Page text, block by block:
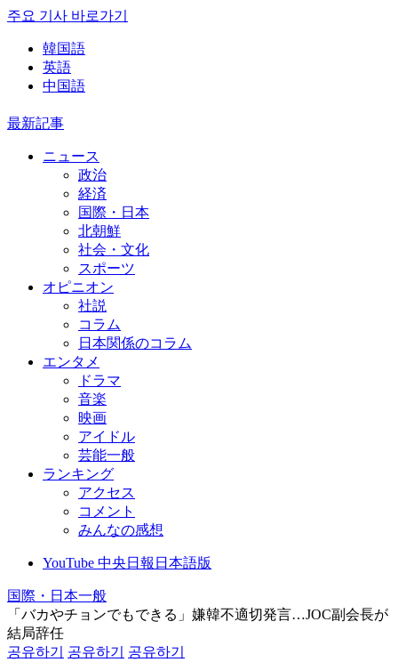
주요 기사 바로가기
韓国語
英語
中国語
最新記事
ニュース
政治
経済
国際・日本
北朝鮮
社会・文化
スポーツ
オピニオン
社説
コラム
日本関係のコラム
エンタメ
ドラマ
音楽
映画
アイドル
芸能一般
ランキング
アクセス
コメント
みんなの感想
YouTube 中央日報日本語版
国際・日本一般
「バカやチョンでもできる」嫌韓不適切発言…JOC副会長が
結局辞任
공유하기
공유하기
공유하기